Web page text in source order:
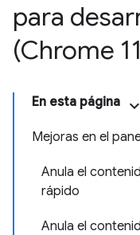
para
(Chrome
En esta página
Mejoras en el
Anula el
rápido
Anula el